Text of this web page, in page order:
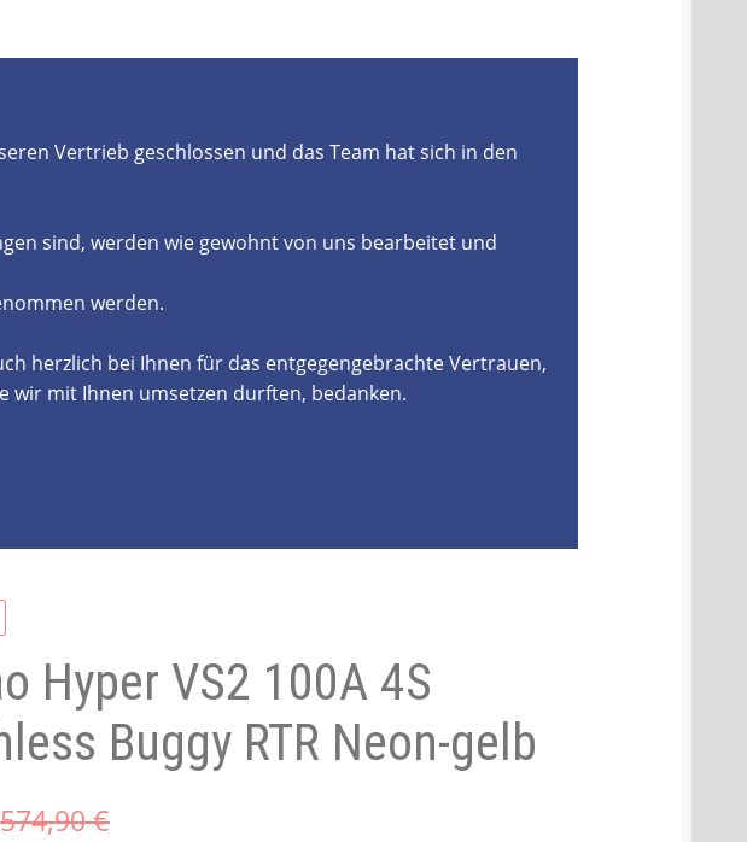
Vertrieb geschlossen und das Team hat sich in den
sind, werden wie gewohnt von uns bearbeitet und
werden.
herzlich bei Ihnen für das entgegengebrachte Vertrauen,
wir mit Ihnen umsetzen durften, bedanken.
Hyper VS2 100A 4S
Buggy RTR Neon-gelb
574,90 €